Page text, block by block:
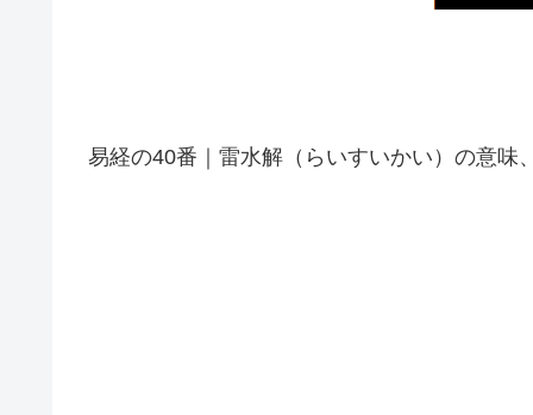
易経の40番｜雷水解（らいすいかい）の意